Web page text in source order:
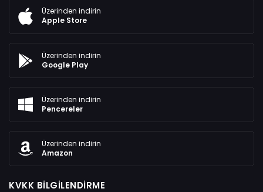
Üzerinden indirin
Apple Store
Üzerinden indirin
Google Play
Üzerinden indirin
Pencereler
Üzerinden indirin
Amazon
KVKK BILGILENDIRME